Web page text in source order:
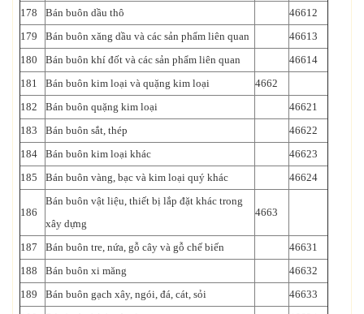
178
Bán buôn dầu thô
46612
179
Bán buôn xăng dầu và các sản phẩm liên quan
46613
180
Bán buôn khí đốt và các sản phẩm liên quan
46614
181
Bán buôn kim loại và quặng kim loại
4662
182
Bán buôn quặng kim loại
46621
183
Bán buôn sắt, thép
46622
184
Bán buôn kim loại khác
46623
185
Bán buôn vàng, bạc và kim loại quý khác 46624
186
Bán buôn vật liệu, thiết bị lắp đặt khác trong
xây dựng
4663
187 Bán buôn tre, nứa, gỗ cây và gỗ chế biến
46631
188
Bán buôn xi măng
46632
189
Bán buôn gạch xây, ngói, đá, cát, sỏi
46633